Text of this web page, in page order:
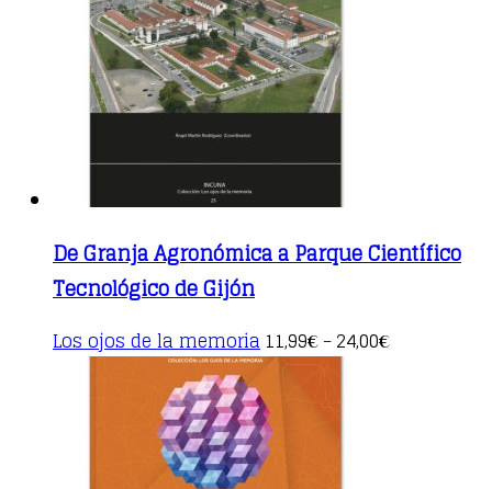
be
chosen
on
the
product
De Granja Agronómica a Parque Científico
Tecnológico de Gijón
Los ojos de la memoria This
product
multiple
variants.
The
options
11,99€ – 24,00€